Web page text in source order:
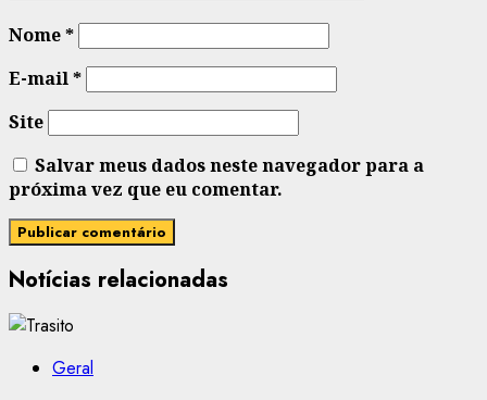
Nome*
E-mail*
Site
Salvar meus dados neste navegador para a
próxima vez que eu comentar.
Notícias relacionadas
Geral